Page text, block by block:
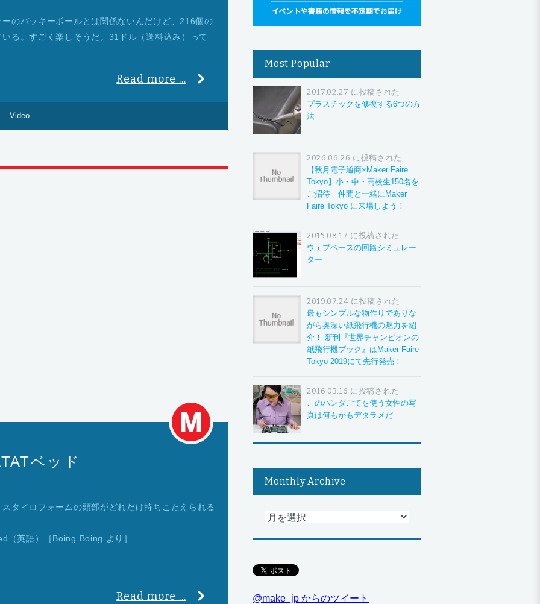
のバッキーボールとは関係ないんだけど、216個の
る。すごく楽しそうだ。31ドル（送料込み）って
Read more ...
Video
ベッド
タイロフォームの頭部がどれだけ持ちこたえられる
英語）［Boing Boing より］
Read more ...
Most Popular
2017.02.27 に投稿された
プラスチックを修復する6つの方
法
2026.06.26 に投稿された
【秋月電子通商×Maker Faire
Tokyo】小・中・高校生150名を
ご招待｜仲間と一緒にMaker
Faire Tokyo に来場しよう！
2015.08.17 に投稿された
ウェブベースの回路シミュレー
ター
2019.07.24 に投稿された
最もシンプルな物作りでありな
がら奥深い紙飛行機の魅力を紹
介！ 新刊『世界チャンピオンの
紙飛行機ブック』はMaker Faire
Tokyo 2019にて先行発売！
2016.03.16 に投稿された
このハンダごてを使う女性の写
真は何もかもデタラメだ
Monthly Archive
@make_jp からのツイート